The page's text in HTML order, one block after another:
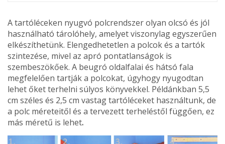
A tartóléceken nyugvó polcrend­szer olyan olcsó és jól
használ­ható tárolóhely, amelyet viszonylag egyszerűen
elkészíthetünk. Elenged­hetetlen a polcok és a tartók
szinte­zése, mivel az apró pontatlanságok is
szembeszökőek. A beugró oldalfalai és hátsó fala
megfelelően tartják a polcokat, úgyhogy nyugodtan
lehet őket terhelni súlyos könyvekkel. Példánkban 5,5
cm széles és 2,5 cm vastag tartóléceket használtunk, de
a polc méreteitől és a tervezett ter­heléstől függően, ez
más méretű is lehet.